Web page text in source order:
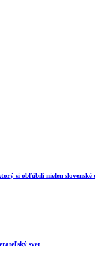
si obľúbili nielen slovenské
svet